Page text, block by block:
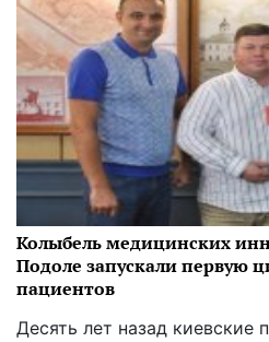
Колыбель медицинских
Подоле запускали первую
пациентов
Десять лет назад киевские